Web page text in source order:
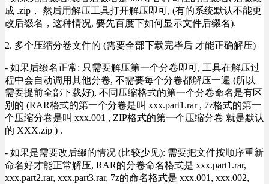
成 .zip， 然后用解压工具打开解压即可, (有的系统默认不能更
改后缀名，这种情况, 要先百度下如何显示文件后缀名).
2. 多个压缩分卷文件的 (需要全部下载完毕后 才能正确解压)
- 如果后缀名正常: 只需要解压第一个分卷即可, 工具在解压过
程中会自动调用其他分卷, 不需要每个分卷都解压一遍 (所以
需要提前全部下载好), 不同压缩格式的第一个分卷命名是有区
别的 (RAR格式的第一个分卷是叫 xxx.part1.rar , 7z格式的第一
个压缩分卷是叫 xxx.001 , ZIP格式的第一个压缩分卷 就是默认
的 XXX.zip ) .
- 如果是需要改后缀的情况 (比较少见): 需要把文件按顺序重新
命名好才能正常解压, RAR的分卷命名格式是 xxx.part1.rar,
xxx.part2.rar, xxx.part3.rar, 7z的命名格式是 xxx.001, xxx.002,